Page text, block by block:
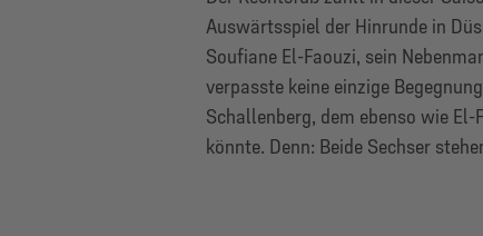
Auswärtsspiel der Hinrunde in
Soufiane El-Faouzi, sein
verpasste keine einzige
Schallenberg, dem ebenso wie
könnte. Denn: Beide Sechser